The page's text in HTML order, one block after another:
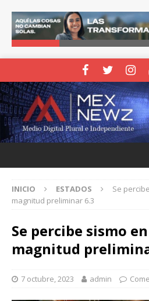
INICIO ESTADOS
Se
magnitud preliminar 6.3
Se percibe sismo
magnitud
7 octubre, 2023 admin